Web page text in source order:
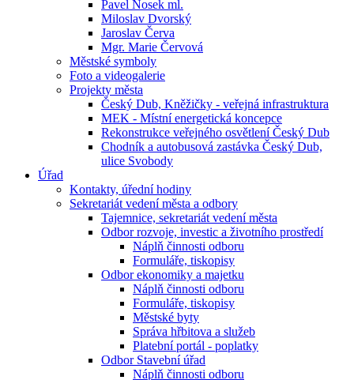
Pavel Nosek ml.
Miloslav Dvorský
Jaroslav Červa
Mgr. Marie Červová
Městské symboly
Foto a videogalerie
Projekty města
Český Dub, Kněžičky - veřejná infrastruktura
MEK - Místní energetická koncepce
Rekonstrukce veřejného osvětlení Český Dub
Chodník a autobusová zastávka Český Dub,
ulice Svobody
Úřad
Kontakty, úřední hodiny
Sekretariát vedení města a odbory
Tajemnice, sekretariát vedení města
Odbor rozvoje, investic a životního prostředí
Náplň činnosti odboru
Formuláře, tiskopisy
Odbor ekonomiky a majetku
Náplň činnosti odboru
Formuláře, tiskopisy
Městské byty
Správa hřbitova a služeb
Platební portál - poplatky
Odbor Stavební úřad
Náplň činnosti odboru